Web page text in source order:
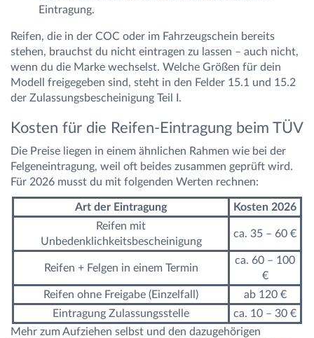
Eintragung.
Reifen, die in der COC oder im Fahrzeugschein bereits
stehen, brauchst du nicht eintragen zu lassen – auch nicht,
wenn du die Marke wechselst. Welche Größen für dein
Modell freigegeben sind, steht in den Felder 15.1 und 15.2
der Zulassungsbescheinigung Teil I.
Kosten für die Reifen-Eintragung beim TÜV
Die Preise liegen in einem ähnlichen Rahmen wie bei der
Felgeneintragung, weil oft beides zusammen geprüft wird.
Für 2026 musst du mit folgenden Werten rechnen:
Art der Eintragung
Kosten 2026
Reifen mit
Unbedenklichkeitsbescheinigung
ca. 35 – 60 €
Reifen + Felgen in einem Termin
ca. 60 – 100
€
Reifen ohne Freigabe (Einzelfall)
ab 120 €
Eintragung Zulassungsstelle
ca. 10 – 30 €
Mehr zum Aufziehen selbst und den dazugehörigen